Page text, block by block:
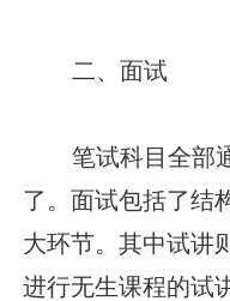
二、面试
笔试科目全部
了。面试包括了结
大环节。其中试讲
进行无生课程的试